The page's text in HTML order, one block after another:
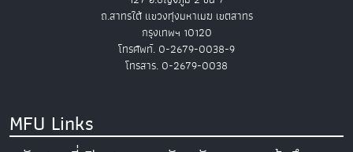
ถ.สาทรใต้ แขวงทุ่งมหาเมฆ เขตสาทร
กรุงเทพฯ 10120
โทรศัพท์. 0-2679-0038-9
โทรสาร. 0-2679-0038
MFU Links